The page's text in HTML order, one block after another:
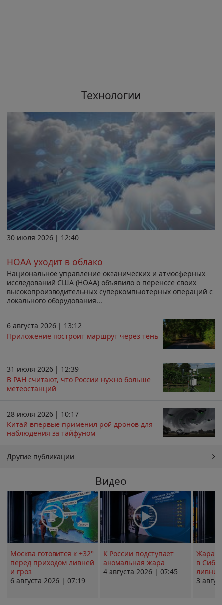
Технологии
30 июля 2026 | 12:40
НОАА уходит в облако
Национальное управление океанических и атмосферных
исследований США (НОАА) объявило о переносе своих
высокопроизводительных суперкомпьютерных операций с
локального оборудования...
6 августа 2026 | 13:12
Приложение построит маршрут через тень
31 июля 2026 | 12:39
В РАН считают, что России нужно больше
метеостанций
28 июля 2026 | 10:17
Китай впервые применил рой дронов для
наблюдения за тайфуном
Другие публикации
Видео
Москва готовится к +32°
перед приходом ливней
и гроз
6 августа 2026 | 07:19
К России подступает
аномальная жара
4 августа 2026 | 07:45
Жара в
в
ливни
3